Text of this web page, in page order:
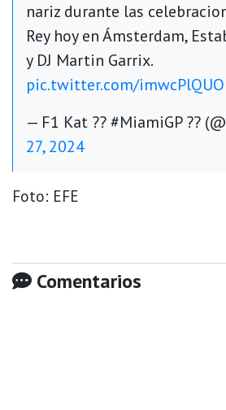
nariz durante las
Rey hoy en Ámsterdam,
y DJ Martin Garrix.
pic.twitter.com/
— F1 Kat ?? #MiamiGP ??
27, 2024
Foto: EFE
Comentarios